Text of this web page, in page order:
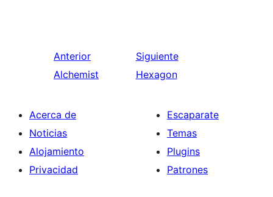
Anterior
Alchemist
Siguiente
Hexagon
Acerca de
Noticias
Alojamiento
Privacidad
Escaparate
Temas
Plugins
Patrones